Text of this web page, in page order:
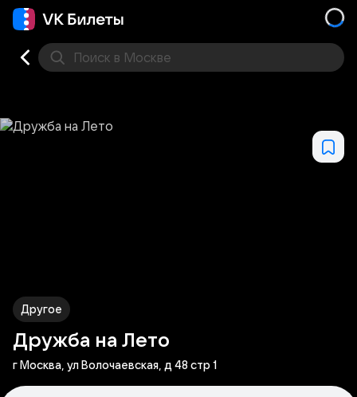
Поиск в Москве
Другое
Дружба на Лето
г Москва, ул Волочаевская, д 48 стр 1